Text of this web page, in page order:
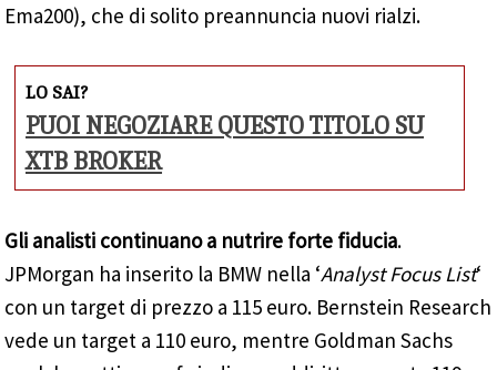
Ema200), che di solito preannuncia nuovi rialzi.
LO SAI?
PUOI NEGOZIARE QUESTO TITOLO SU
XTB BROKER
Gli analisti continuano a nutrire forte fiducia.
JPMorgan ha inserito la BMW nella ‘Analyst Focus List‘
con un target di prezzo a 115 euro. Bernstein Research
vede un target a 110 euro, mentre Goldman Sachs